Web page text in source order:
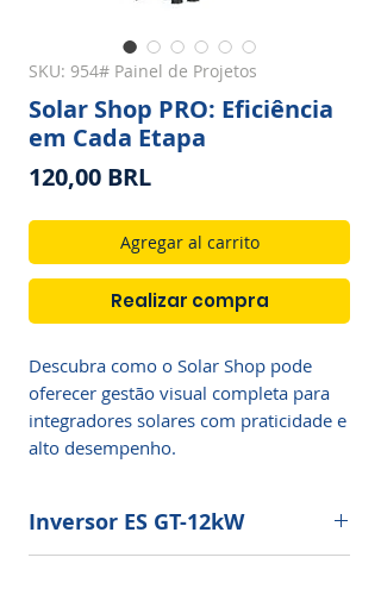
SKU: 954# Painel de Projetos
Solar Shop PRO: Eficiência
em Cada Etapa
120,00 BRLPrecio
Agregar al carrito
Realizar compra
Descubra como o Solar Shop pode
oferecer gestão visual completa para
integradores solares com praticidade e
alto desempenho.
Inversor ES GT-12kW